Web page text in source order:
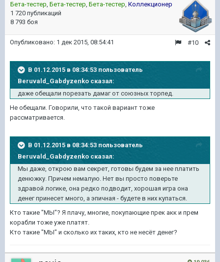
Бета-тестер, Бета-тестер, Бета-тестер, Коллекционер
1 720 публикаций
8 793 боя
#10
Опубликовано: 1 дек 2015, 08:54:41
В 01.12.2015 в 08:34:53 пользователь
Beruvald_Gabdyzenko сказал:
даже обещали порезать дамаг от союзных торпед.
Не обещали. Говорили, что такой вариант тоже
рассматривается.
В 01.12.2015 в 08:34:53 пользователь
Beruvald_Gabdyzenko сказал:
Мы даже, открою вам секрет, готовы будем за нее платить
денюжку. Причем немалую. Нет вы просто поверьте
здравой логике, она редко подводит, хорошая игра она
денег принесет много, а эпичная - будете в них купаться.
Кто такие "МЫ"? Я плачу, многие, покупающие прек акк и прем
корабли тоже уже платят.
Кто такие "МЫ" и сколько их таких, кто не несёт денег?